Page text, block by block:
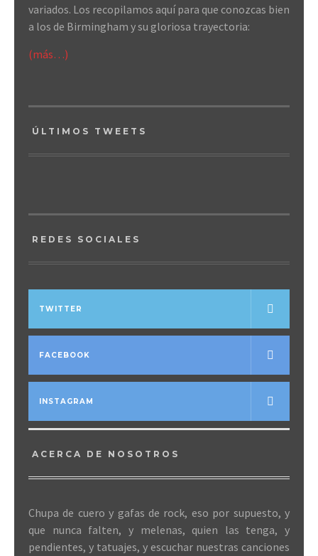
variados. Los recopilamos aquí para que conozcas bien
a los de Birmingham y su gloriosa trayectoria:
(más…)
ÚLTIMOS TWEETS
REDES SOCIALES
TWITTER
FACEBOOK
INSTAGRAM
ACERCA DE NOSOTROS
Chupa de cuero y gafas de rock, eso por supuesto, y
que nunca falten, y melenas, quien las tenga, y
pendientes, y tatuajes, y escuchar nuestras canciones